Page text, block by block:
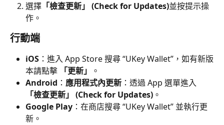
選擇 「檢查更新」 (Check for Updates)並按提示操
作。
行動端
iOS ：進入 App Store 搜尋 “UKey Wallet”，如有新版
本請點擊
「更新」
。
Android ： 應用程式內更新 ：透過 App 選單進入
「檢查更新」 (Check for Updates) 。
Google Play ：在商店搜尋 “UKey Wallet” 並執行更
新。